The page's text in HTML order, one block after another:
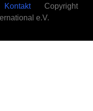
KontaktCopyright
e.V.